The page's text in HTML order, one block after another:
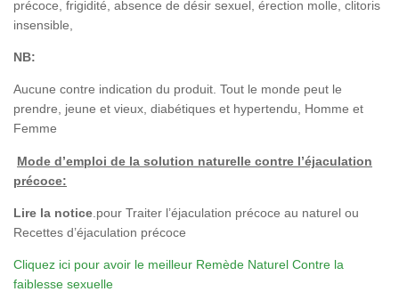
précoce, frigidité, absence de désir sexuel, érection molle, clitoris
insensible,
NB:
Aucune contre indication du produit. Tout le monde peut le
prendre, jeune et vieux, diabétiques et hypertendu, Homme et
Femme
Mode d’emploi de la solution naturelle contre l’éjaculation
précoce:
Lire la notice .pour Traiter l’éjaculation précoce au naturel ou
Recettes d’éjaculation précoce
Cliquez ici pour avoir le meilleur Remède Naturel Contre la
faiblesse sexuelle